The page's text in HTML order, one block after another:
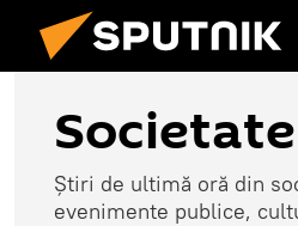
Societate
Știri de ultimă oră din
evenimente publice,